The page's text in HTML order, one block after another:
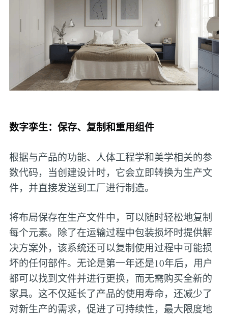
数字孪生：保存、复制和重用组件
根据与产品的功能、人体工程学和美学相关的参
数代码，当创建设计时，它会立即转换为生产文
件，并直接发送到工厂进行制造。
将布局保存在生产文件中，可以随时轻松地复制
每个元素。除了在运输过程中包装损坏时提供解
决方案外，该系统还可以复制使用过程中可能损
坏的任何部件。无论是第一年还是10年后，用户
都可以找到文件并进行更换，而无需购买全新的
家具。这不仅延长了产品的使用寿命，还减少了
对新生产的需求，促进了可持续性，最大限度地